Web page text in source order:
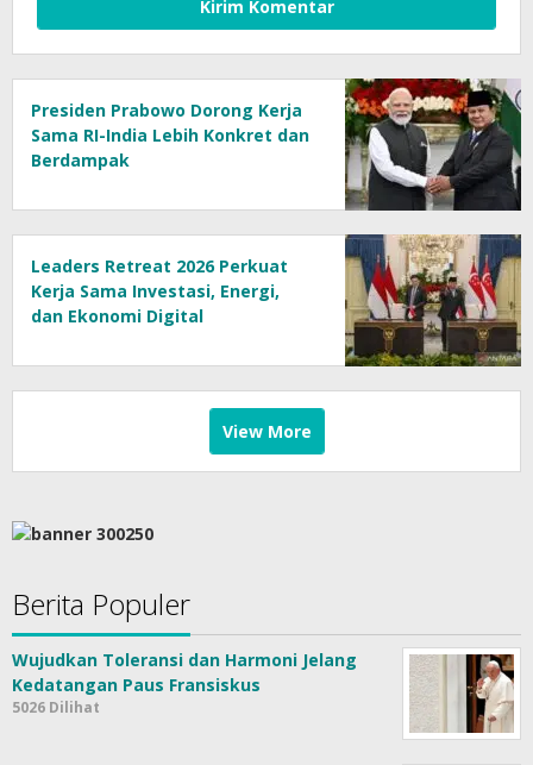
Presiden Prabowo Dorong Kerja
Sama RI-India Lebih Konkret dan
Berdampak
Leaders Retreat 2026 Perkuat
Kerja Sama Investasi, Energi,
dan Ekonomi Digital
View More
Berita Populer
Wujudkan Toleransi dan Harmoni Jelang
Kedatangan Paus Fransiskus
5026 Dilihat